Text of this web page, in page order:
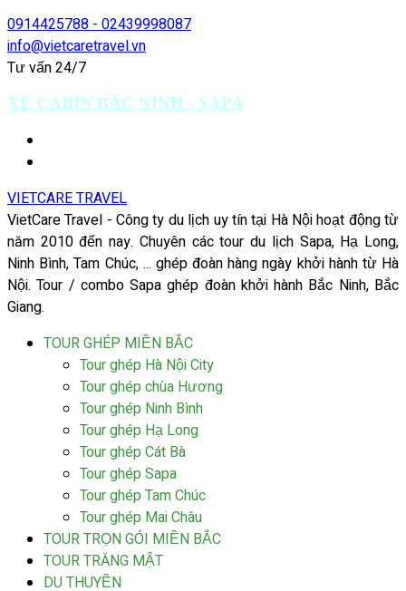
0914425788 - 02439998087
info@vietcaretravel.vn
Tư vấn 24/7
XE CABIN BẮC NINH - SAPA
VIETCARE TRAVEL
VietCare Travel - Công ty du lịch uy tín tại Hà Nội hoạt động từ
năm 2010 đến nay. Chuyên các tour du lịch Sapa, Hạ Long,
Ninh Bình, Tam Chúc, ... ghép đoàn hàng ngày khởi hành từ Hà
Nội. Tour / combo Sapa ghép đoàn khởi hành Bắc Ninh, Bắc
Giang.
TOUR GHÉP MIỀN BẮC
Tour ghép Hà Nội City
Tour ghép chùa Hương
Tour ghép Ninh Bình
Tour ghép Hạ Long
Tour ghép Cát Bà
Tour ghép Sapa
Tour ghép Tam Chúc
Tour ghép Mai Châu
TOUR TRỌN GÓI MIỀN BẮC
TOUR TRĂNG MẬT
DU THUYỀN